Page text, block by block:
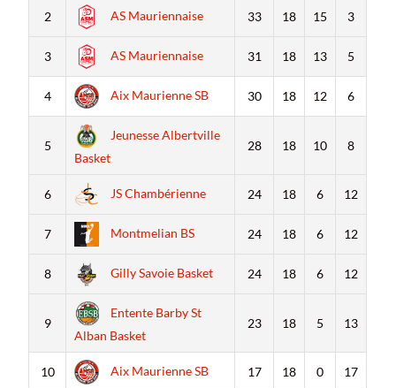
2 AS Mauriennaise 33 18 15 3
3 AS Mauriennaise 31 18 13 5
4 Aix Maurienne SB 30 18 12 6
5
Jeunesse Albertville
Basket
28 18 10 8
6 JS Chambérienne 24 18 6 12
7 Montmelian BS 24 18 6 12
8 Gilly Savoie Basket 24 18 6 12
9
Entente Barby St
Alban Basket
23 18 5 13
10 Aix Maurienne SB 17 18 0 17